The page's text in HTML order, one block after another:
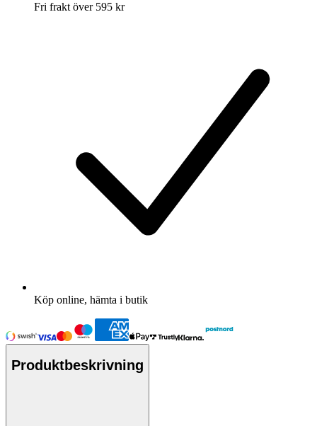
Fri frakt över 595 kr
Köp online, hämta i butik
Produktbeskrivning